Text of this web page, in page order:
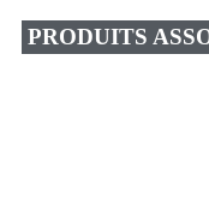
PRODUITS